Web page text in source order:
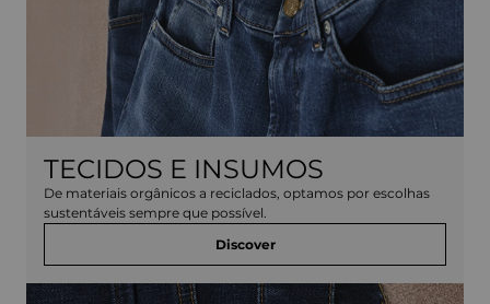
TECIDOS E INSUMOS
De materiais orgânicos a reciclados, optamos por escolhas
sustentáveis sempre que possível.
Discover